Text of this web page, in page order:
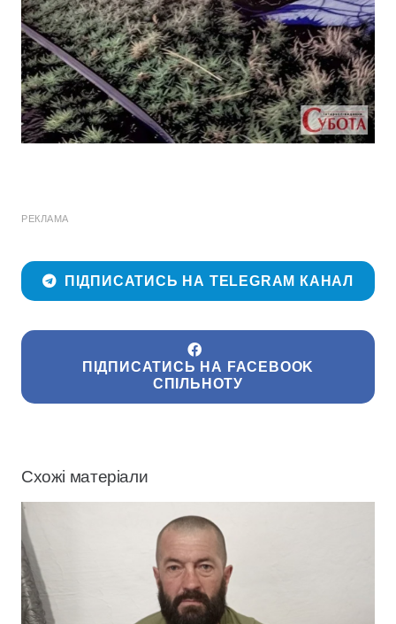
РЕКЛАМА
ПІДПИСАТИСЬ НА TELEGRAM КАНАЛ
ПІДПИСАТИСЬ НА FACEBOOK
СПІЛЬНОТУ
Схожі матеріали